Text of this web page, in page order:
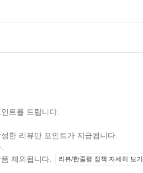
트를 드립니다.
한 리뷰만 포인트가 지급됩니다.
제외됩니다.
리뷰/한줄평 정책 자세히 보기